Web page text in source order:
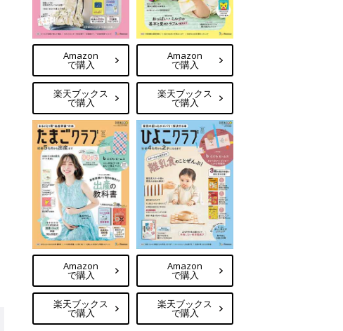
Amazon
で購入
楽天ブックス
で購入
Amazon
で購入
楽天ブックス
で購入
Amazon
で購入
楽天ブックス
で購入
Amazon
で購入
楽天ブックス
で購入